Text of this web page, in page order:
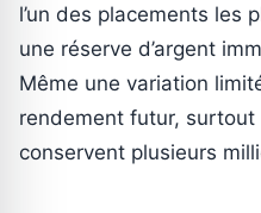
l’un des placements les
une réserve d’argent
Même une variation
rendement futur, surtout
conservent plusieurs